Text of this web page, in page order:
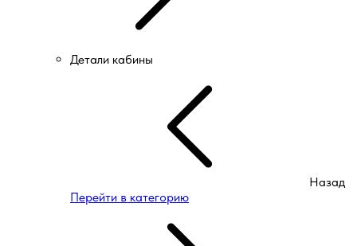
Детали кабины
Назад
Перейти в категорию